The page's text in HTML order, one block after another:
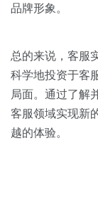
品牌形象。
总的来说，客服
科学地投资于客
局面。通过了解
客服领域实现新
越的体验。